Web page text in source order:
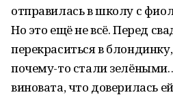
отправилась в школу с
Но это ещё не всё. Перед
перекраситься в
почему-то стали
виновата, что доверилась